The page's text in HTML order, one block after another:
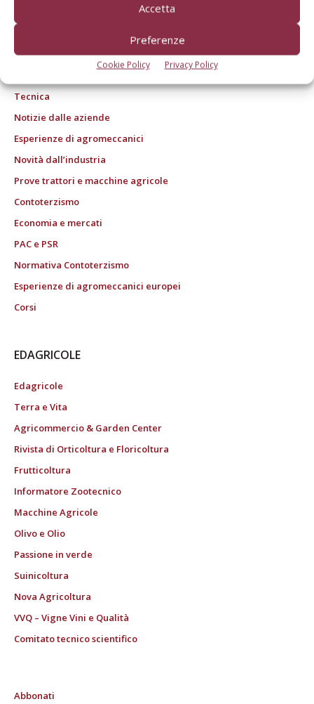
Accetta
Preferenze
Cookie Policy Privacy Policy
20157 Milano | Codice fiscale, Partita IVA e Iscrizione al Registro delle
imprese di Milano: 00753480151
registrata presso il Tribunale di Bologna n. 6111 del 12/06/1992)
ROC "Poste italiane Spa sped. Abbonamento Postale DL 353/2003 conv. L.
27/02/2004 n. 46, art.1c.1: DCB Bologna" ROC n. 24344 dell'11 marzo 2014
Tecnica
Notizie dalle aziende
Esperienze di agromeccanici
Novità dall’industria
Prove trattori e macchine agricole
Contoterzismo
Economia e mercati
PAC e PSR
Normativa Contoterzismo
Esperienze di agromeccanici europei
Corsi
EDAGRICOLE
Edagricole
Terra e Vita
Agricommercio & Garden Center
Rivista di Orticoltura e Floricoltura
Frutticoltura
Informatore Zootecnico
Macchine Agricole
Olivo e Olio
Passione in verde
Suinicoltura
Nova Agricoltura
VVQ – Vigne Vini e Qualità
Comitato tecnico scientifico
Abbonati